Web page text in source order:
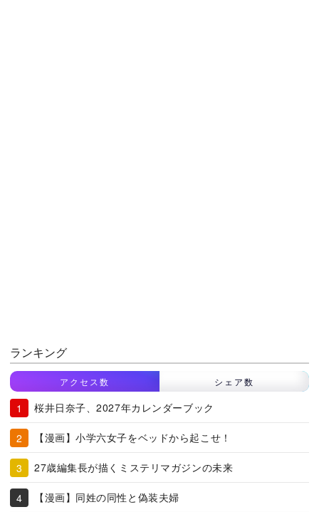
ランキング
アクセス数 シェア数
桜井日奈子、2027年カレンダーブック
【漫画】小学六女子をベッドから起こせ！
27歳編集長が描くミステリマガジンの未来
【漫画】同姓の同性と偽装夫婦